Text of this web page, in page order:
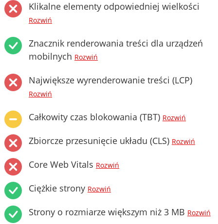
Klikalne elementy odpowiedniej wielkości
Rozwiń
Znacznik renderowania treści dla urządzeń
mobilnych Rozwiń
Największe wyrenderowanie treści (LCP)
Rozwiń
Całkowity czas blokowania (TBT) Rozwiń
Zbiorcze przesunięcie układu (CLS) Rozwiń
Core Web Vitals Rozwiń
Ciężkie strony Rozwiń
Strony o rozmiarze większym niż 3 MB Rozwiń